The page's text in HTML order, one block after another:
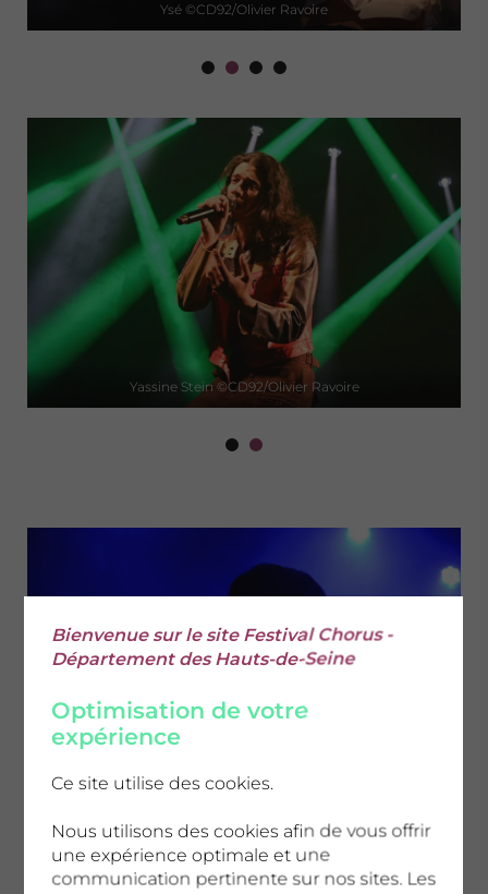
Ysé ©CD92/Olivier Ravoire
Yassine Stein ©CD92/Olivier Ravoire
Bienvenue sur le site Festival Chorus -
Département des Hauts-de-Seine
Optimisation de votre
expérience
Ce site utilise des cookies.
Nous utilisons des cookies afin de vous offrir
une expérience optimale et une
communication pertinente sur nos sites. Les